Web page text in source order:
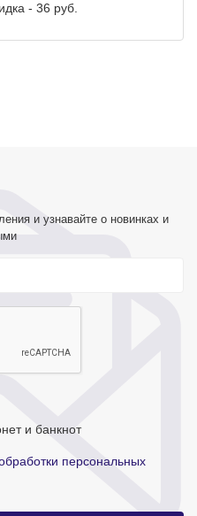
- 36 руб.
и узнавайте о новинках и
и банкнот
персональных